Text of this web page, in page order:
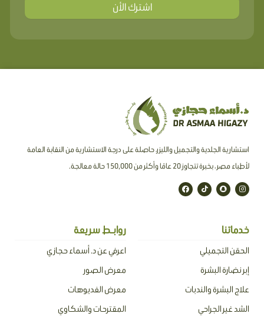
اشترك الأن
استشارية الجلدية والتجميل والليزر، حاصلة على درجة الاستشارية من النقابة العامة
لأطباء مصر ، بخبرة تتجاوز 20 عامًا وأكثر من 150,000 حالة معالجة.
I
n
s
a
S
n
a
a
t
T
i
k
F
a
c
خدماتنا
الحقن التجميلي
إبر نضارة البشرة
علاج البشرة والندبات
الشد غير الجراحي
روابـط سريعة
اعرفي عن د. أسماء حجازي
معرض الصور
معرض الفديوهات
المقترحات والشكاوي